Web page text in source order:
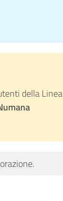
della Linea